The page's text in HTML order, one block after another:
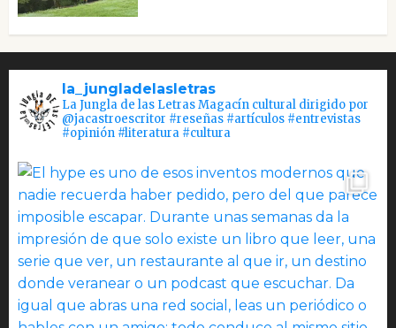
la_jungladelasletras
La Jungla de las Letras Magacín cultural dirigido por
@jacastroescritor #reseñas #artículos #entrevistas
#opinión #literatura #cultura